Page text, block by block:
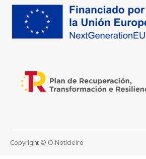
Copyright © O Noticieiro